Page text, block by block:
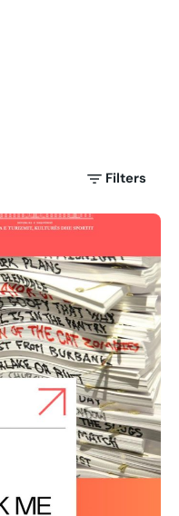
Filters
Posted by
shoku.endri